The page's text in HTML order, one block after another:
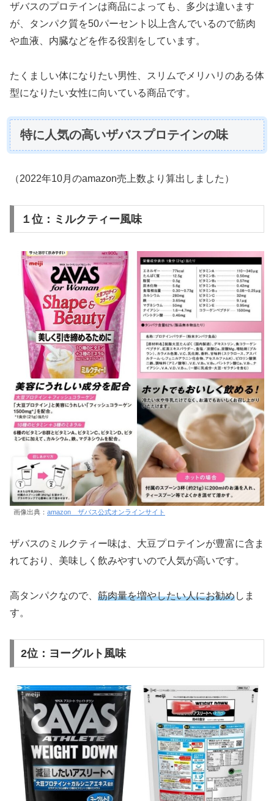
ザバスのプロテインは商品によっても、多少は違います
が、タンパク質を50パーセント以上含んでいるので筋肉
や血液、内臓などを作る役割をしています。
たくましい体になりたい男性、スリムでメリハリのある体
型になりたい女性に向いている商品です。
特に人気の高いザバスプロテインの味
（2022年10月のamazon売上数より算出しました）
１位：ミルクティー風味
画像出典： amazon ザバス公式オンラインサイト
ザバスのミルクティー味は、大豆プロテインが豊富に含ま
れており、美味しく飲みやすいので人気が高いです。
高タンパクなので、 筋肉量を増やしたい人にお勧めしま
す。
2位：ヨーグルト風味